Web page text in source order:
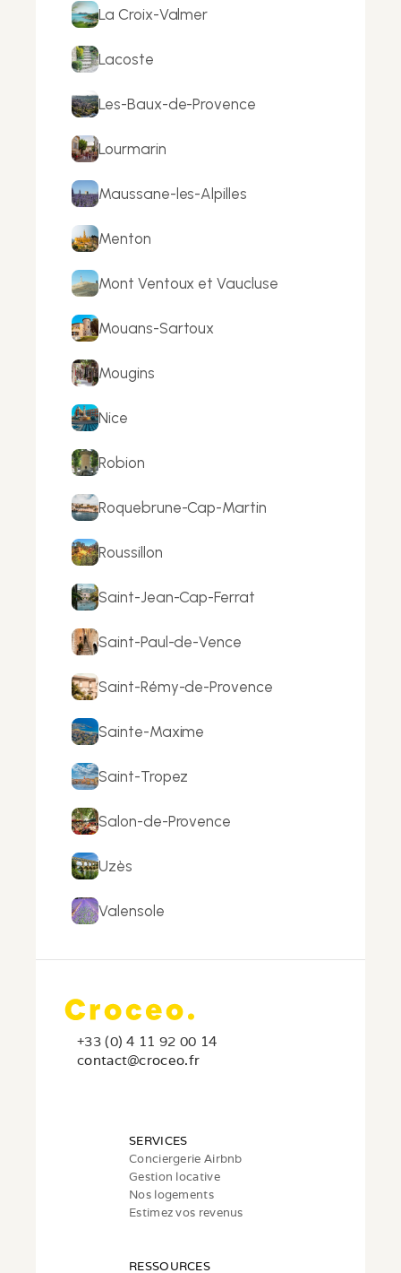
La Croix-Valmer
Lacoste
Les-Baux-de-Provence
Lourmarin
Maussane-les-Alpilles
Menton
Mont Ventoux et Vaucluse
Mouans-Sartoux
Mougins
Nice
Robion
Roquebrune-Cap-Martin
Roussillon
Saint-Jean-Cap-Ferrat
Saint-Paul-de-Vence
Saint-Rémy-de-Provence
Sainte-Maxime
Saint-Tropez
Salon-de-Provence
Uzès
Valensole
+33 (0) 4 11 92 00 14
contact@croceo.fr
SERVICES
Conciergerie Airbnb
Gestion locative
Nos logements
Estimez vos revenus
RESSOURCES